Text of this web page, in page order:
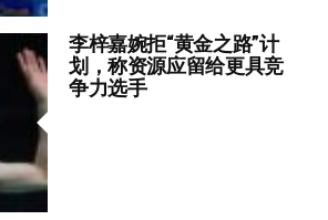
李梓嘉婉拒“黄金之路”计
划，称资源应留给更具竞
争力选手